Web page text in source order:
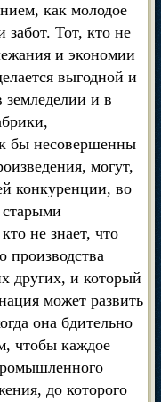
как молодое
забот. Тот, кто не
и экономии
выгодной и
и в
бы несовершенны
могут,
конкуренции, во
старыми
не знает, что
производства
других, и который
может развить
она бдительно
чтобы каждое
до которого